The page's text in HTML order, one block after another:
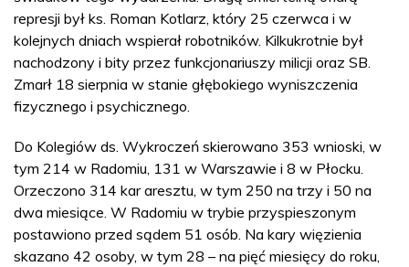
represji był ks. Roman Kotlarz, który 25 czerwca i w
kolejnych dniach wspierał robotników. Kilkukrotnie był
nachodzony i bity przez funkcjonariuszy milicji oraz SB.
Zmarł 18 sierpnia w stanie głębokiego wyniszczenia
fizycznego i psychicznego.
Do Kolegiów ds. Wykroczeń skierowano 353 wnioski, w
tym 214 w Radomiu, 131 w Warszawie i 8 w Płocku.
Orzeczono 314 kar aresztu, w tym 250 na trzy i 50 na
dwa miesiące. W Radomiu w trybie przyspieszonym
postawiono przed sądem 51 osób. Na kary więzienia
skazano 42 osoby, w tym 28 – na pięć miesięcy do roku,